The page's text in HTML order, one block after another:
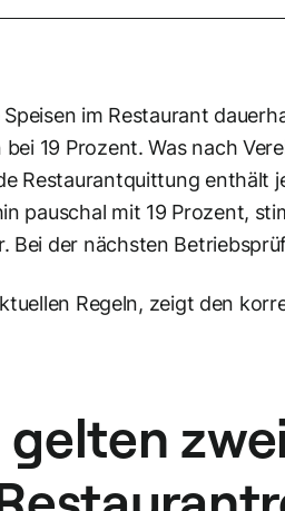
im Restaurant
19 Prozent. Was nach
Restaurantquittung enthält
pauschal mit 19 Prozent,
Bei der nächsten
Regeln, zeigt den